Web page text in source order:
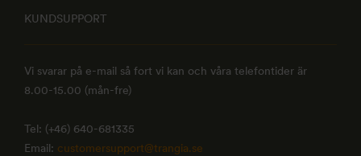
KUNDSUPPORT
Vi svarar på e-mail så fort vi kan och våra telefontider är
8.00-15.00 (mån-fre)
Tel: (+46) 640-681335
Email: customersupport@trangia.se